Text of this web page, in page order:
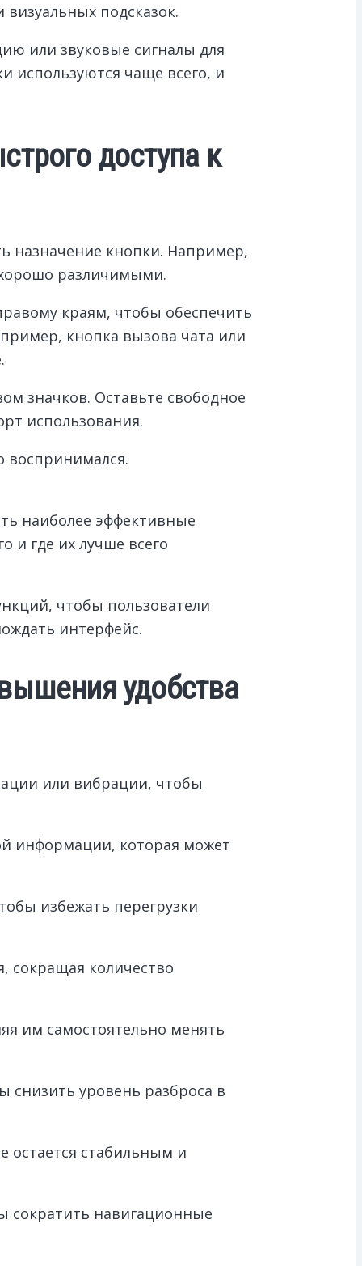
подсказок.
или звуковые сигналы для
используются чаще всего, и
доступа к
назначение кнопки. Например,
различимыми.
краям, чтобы обеспечить
кнопка вызова чата или
значков. Оставьте свободное
использования.
воспринимался.
наиболее эффективные
и где их лучше всего
чтобы пользователи
интерфейс.
удобства
или вибрации, чтобы
информации, которая может
избежать перегрузки
сокращая количество
им самостоятельно менять
уровень разброса в
остается стабильным и
сократить навигационные